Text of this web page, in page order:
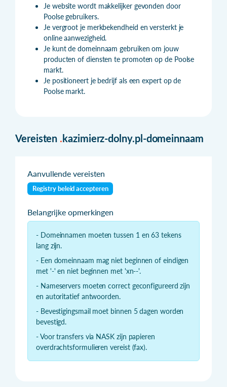
Je website wordt makkelijker gevonden door
Poolse gebruikers.
Je vergroot je merkbekendheid en versterkt je
online aanwezigheid.
Je kunt de domeinnaam gebruiken om jouw
producten of diensten te promoten op de Poolse
markt.
Je positioneert je bedrijf als een expert op de
Poolse markt.
Vereisten .kazimierz-dolny.pl-domeinnaam
Aanvullende vereisten
Registry beleid accepteren
Belangrijke opmerkingen
- Domeinnamen moeten tussen 1 en 63 tekens
lang zijn.
- Een domeinnaam mag niet beginnen of eindigen
met '-' en niet beginnen met 'xn--'.
- Nameservers moeten correct geconfigureerd zijn
en autoritatief antwoorden.
- Bevestigingsmail moet binnen 5 dagen worden
bevestigd.
- Voor transfers via NASK zijn papieren
overdrachtsformulieren vereist (fax).